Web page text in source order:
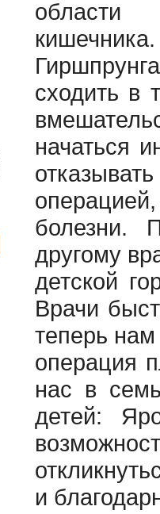
области
сходить в
начаться
болезни.
другому
детской
Врачи
теперь
операция
нас в
детей:
и